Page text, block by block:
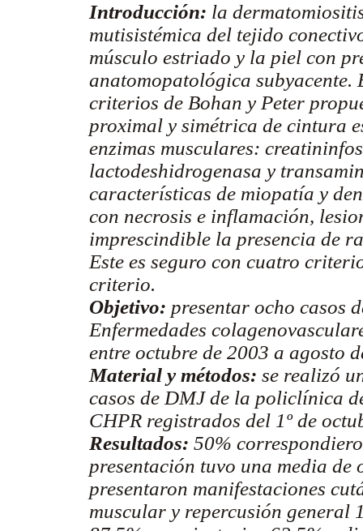
Introducción: la
mutisistémica del tejido
músculo estriado y la piel con
anatomopatológica subyacente.
criterios de Bohan y Peter
proximal y simétrica de cintura
enzimas musculares:
lactodeshidrogenasa y
características de miopatía y
con necrosis e inflamación,
imprescindible la presencia de
Este es seguro con cuatro
criterio.
Objetivo: presentar ocho casos
Enfermedades
entre octubre de 2003 a agosto
Material y métodos: se realizó
casos de DMJ de la policlínica
CHPR registrados del 1º de
Resultados: 50%
presentación tuvo una media
presentaron manifestaciones
muscular y repercusión general